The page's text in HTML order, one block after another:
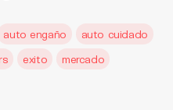
auto engaño
auto cuidado
exito
mercado